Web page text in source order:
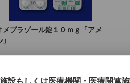
メプラゾール錠１０ｍｇ「アメ
設もしくは医療機関・医療関連